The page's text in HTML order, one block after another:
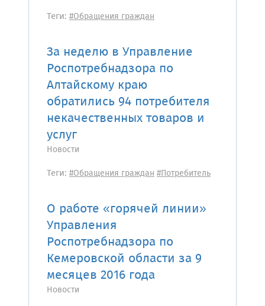
Теги: #Обращения граждан
За неделю в Управление
Роспотребнадзора по
Алтайскому краю
обратились 94 потребителя
некачественных товаров и
услуг
Новости
Теги: #Обращения граждан#Потребитель
О работе «горячей линии»
Управления
Роспотребнадзора по
Кемеровской области за 9
месяцев 2016 года
Новости